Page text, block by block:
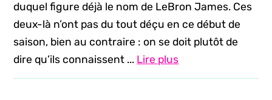
duquel figure déjà le nom de LeBron James. Ces
deux-là n’ont pas du tout déçu en ce début de
saison, bien au contraire : on se doit plutôt de
dire qu’ils connaissent ... Lire plus